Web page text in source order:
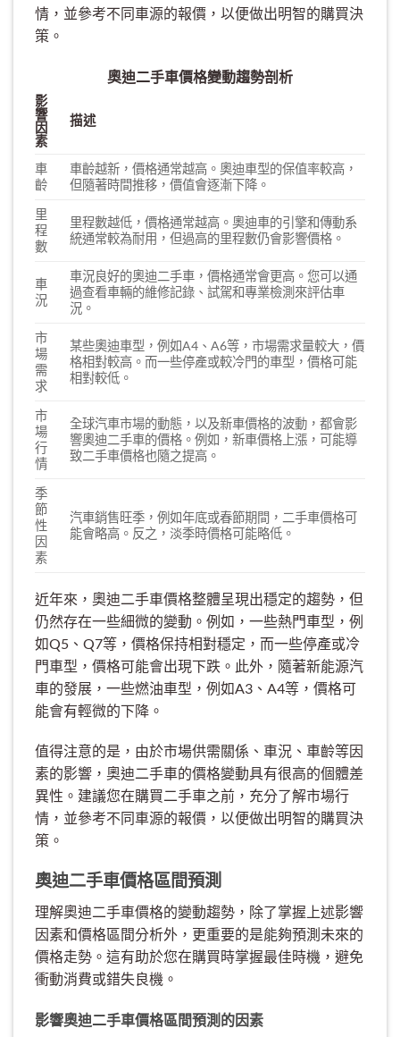
情，並參考不同車源的報價，以便做出明智的購買決
策。
奧迪二手車價格變動趨勢剖析
影
響
因
素
描述
車
齡
車齡越新，價格通常越高。奧迪車型的保值率較高，
但隨著時間推移，價值會逐漸下降。
里
程
數
里程數越低，價格通常越高。奧迪車的引擎和傳動系
統通常較為耐用，但過高的里程數仍會影響價格。
車
況
車況良好的奧迪二手車，價格通常會更高。您可以通
過查看車輛的維修記錄、試駕和專業檢測來評估車
況。
市
場
需
求
某些奧迪車型，例如A4、A6等，市場需求量較大，價
格相對較高。而一些停產或較冷門的車型，價格可能
相對較低。
市
場
行
情
全球汽車市場的動態，以及新車價格的波動，都會影
響奧迪二手車的價格。例如，新車價格上漲，可能導
致二手車價格也隨之提高。
季
節
性
因
素
汽車銷售旺季，例如年底或春節期間，二手車價格可
能會略高。反之，淡季時價格可能略低。
近年來，奧迪二手車價格整體呈現出穩定的趨勢，但
仍然存在一些細微的變動。例如，一些熱門車型，例
如Q5、Q7等，價格保持相對穩定，而一些停產或冷
門車型，價格可能會出現下跌。此外，隨著新能源汽
車的發展，一些燃油車型，例如A3、A4等，價格可
能會有輕微的下降。
值得注意的是，由於市場供需關係、車況、車齡等因
素的影響，奧迪二手車的價格變動具有很高的個體差
異性。建議您在購買二手車之前，充分了解市場行
情，並參考不同車源的報價，以便做出明智的購買決
策。
奧迪二手車價格區間預測
理解奧迪二手車價格的變動趨勢，除了掌握上述影響
因素和價格區間分析外，更重要的是能夠預測未來的
價格走勢。這有助於您在購買時掌握最佳時機，避免
衝動消費或錯失良機。
影響奧迪二手車價格區間預測的因素